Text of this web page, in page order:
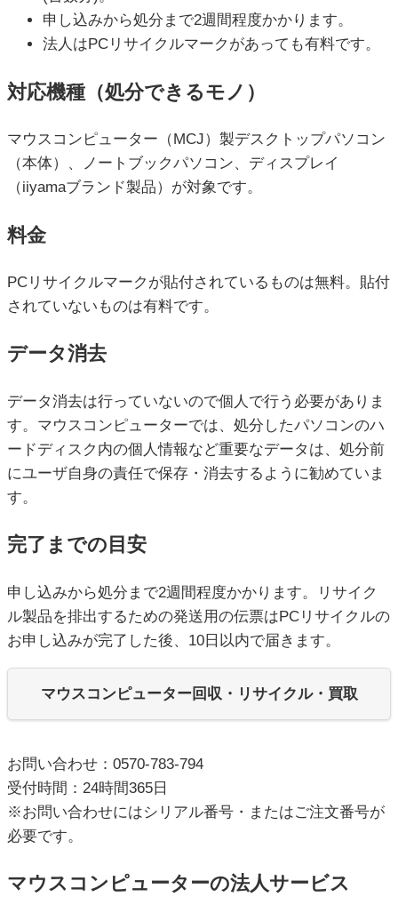
申し込みから処分まで2週間程度かかります。
法人はPCリサイクルマークがあっても有料です。
対応機種（処分できるモノ）
マウスコンピューター（MCJ）製デスクトップパソコン
（本体）、ノートブックパソコン、ディスプレイ
（iiyamaブランド製品）が対象です。
料金
PCリサイクルマークが貼付されているものは無料。貼付
されていないものは有料です。
データ消去
データ消去は行っていないので個人で行う必要がありま
す。マウスコンピューターでは、処分したパソコンのハ
ードディスク内の個人情報など重要なデータは、処分前
にユーザ自身の責任で保存・消去するように勧めていま
す。
完了までの目安
申し込みから処分まで2週間程度かかります。リサイク
ル製品を排出するための発送用の伝票はPCリサイクルの
お申し込みが完了した後、10日以内で届きます。
マウスコンピューター回収・リサイクル・買取
お問い合わせ：0570-783-794
受付時間：24時間365日
※お問い合わせにはシリアル番号・またはご注文番号が
必要です。
マウスコンピューターの法人サービス